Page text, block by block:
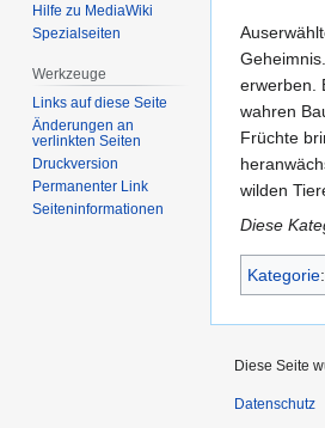
erwerben.
wahren
Früchte
wilden
Diese
Kategorie:
Hilfe zu MediaWiki
Spezialseiten
Werkzeuge
Links auf diese Seite
Änderungen an
verlinkten Seiten
Druckversion
Permanenter Link
Seiten­­informationen
Diese Seite
Datenschutz